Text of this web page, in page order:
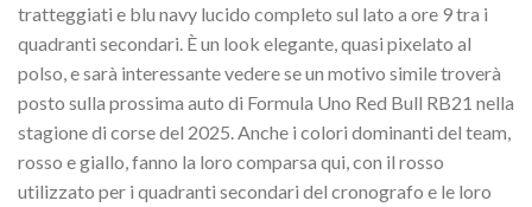
tratteggiati e blu navy lucido completo sul lato a ore 9 tra i
quadranti secondari. È un look elegante, quasi pixelato al
polso, e sarà interessante vedere se un motivo simile troverà
posto sulla prossima auto di Formula Uno Red Bull RB21 nella
stagione di corse del 2025. Anche i colori dominanti del team,
rosso e giallo, fanno la loro comparsa qui, con il rosso
utilizzato per i quadranti secondari del cronografo e le loro